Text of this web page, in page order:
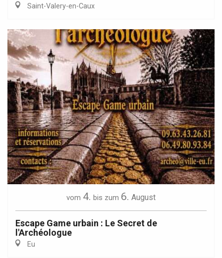
Saint-Valery-en-Caux
vom 4. bis zum 6. August
Escape Game urbain : Le Secret de
l'Archéologue
Eu